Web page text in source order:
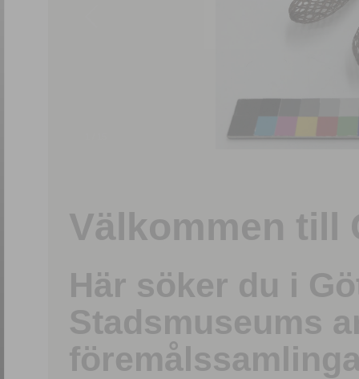
Välkommen till
Här söker du i
Stadsmuseums